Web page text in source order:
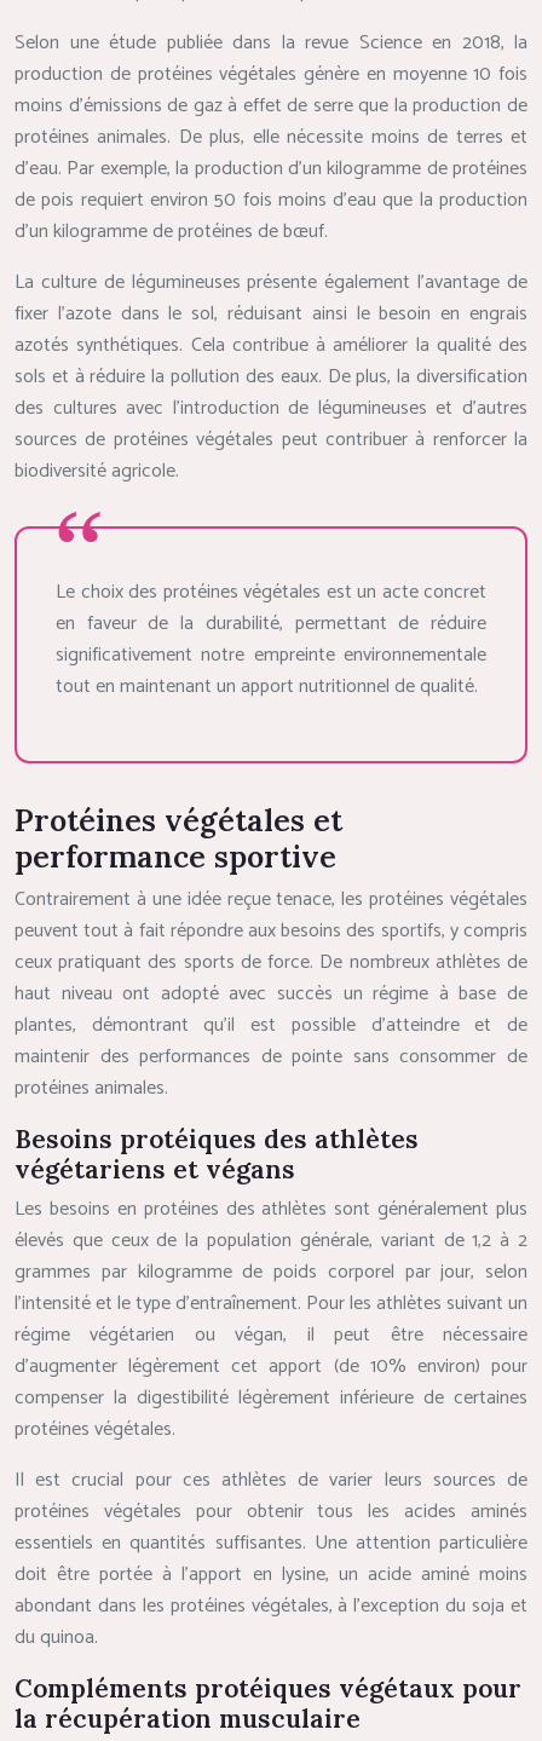
Selon une étude publiée dans la revue Science en 2018, la
production de protéines végétales génère en moyenne 10 fois
moins d’émissions de gaz à effet de serre que la production de
protéines animales. De plus, elle nécessite moins de terres et
d’eau. Par exemple, la production d’un kilogramme de protéines
de pois requiert environ 50 fois moins d’eau que la production
d’un kilogramme de protéines de bœuf.
La culture de légumineuses présente également l’avantage de
fixer l’azote dans le sol, réduisant ainsi le besoin en engrais
azotés synthétiques. Cela contribue à améliorer la qualité des
sols et à réduire la pollution des eaux. De plus, la diversification
des cultures avec l’introduction de légumineuses et d’autres
sources de protéines végétales peut contribuer à renforcer la
biodiversité agricole.
Le choix des protéines végétales est un acte concret
en faveur de la durabilité, permettant de réduire
significativement notre empreinte environnementale
tout en maintenant un apport nutritionnel de qualité.
Protéines végétales et
performance sportive
Contrairement à une idée reçue tenace, les protéines végétales
peuvent tout à fait répondre aux besoins des sportifs, y compris
ceux pratiquant des sports de force. De nombreux athlètes de
haut niveau ont adopté avec succès un régime à base de
plantes, démontrant qu’il est possible d’atteindre et de
maintenir des performances de pointe sans consommer de
protéines animales.
Besoins protéiques des athlètes
végétariens et végans
Les besoins en protéines des athlètes sont généralement plus
élevés que ceux de la population générale, variant de 1,2 à 2
grammes par kilogramme de poids corporel par jour, selon
l’intensité et le type d’entraînement. Pour les athlètes suivant un
régime végétarien ou végan, il peut être nécessaire
d’augmenter légèrement cet apport (de 10% environ) pour
compenser la digestibilité légèrement inférieure de certaines
protéines végétales.
Il est crucial pour ces athlètes de varier leurs sources de
protéines végétales pour obtenir tous les acides aminés
essentiels en quantités suffisantes. Une attention particulière
doit être portée à l’apport en lysine, un acide aminé moins
abondant dans les protéines végétales, à l’exception du soja et
du quinoa.
Compléments protéiques végétaux pour
la récupération musculaire